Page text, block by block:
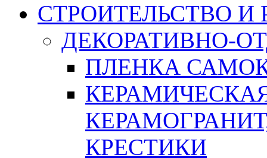
СТРОИТЕЛЬСТВО И
ДЕКОРАТИВНО-
ПЛЕНКА
КРЕСТИКИ